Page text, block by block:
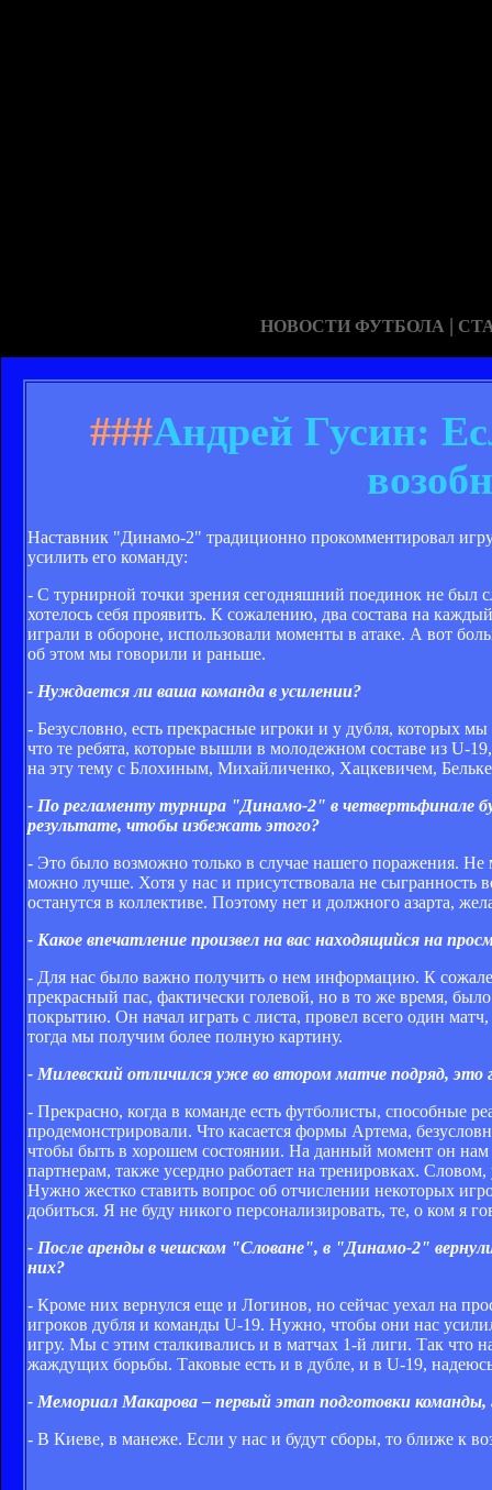
НОВОСТИ ФУТБОЛА |
###Андрей Гусин:
Наставник "Динамо-2" традиционно прокомментировал
усилить его команду:
- С турнирной точки зрения сегодняшний поединок не был
хотелось себя проявить. К сожалению, два состава на
играли в обороне, использовали моменты в атаке. А вот
об этом мы говорили и раньше.
- Нуждается ли ваша команда в усилении?
- Безусловно, есть прекрасные игроки и у дубля, которых
что те ребята, которые вышли в молодежном составе из U-
на эту тему с Блохиным, Михайличенко, Хацкевичем,
- По регламенту турнира "Динамо-2" в четвертьфинале
результате, чтобы избежать этого?
- Это было возможно только в случае нашего поражения. Не
можно лучше. Хотя у нас и присутствовала не сыгранность
останутся в коллективе. Поэтому нет и должного азарта,
- Какое впечатление произвел на вас находящийся на
- Для нас было важно получить о нем информацию. К
прекрасный пас, фактически голевой, но в то же время,
покрытию. Он начал играть с листа, провел всего один
тогда мы получим более полную картину.
- Милевский отличился уже во втором матче подряд,
- Прекрасно, когда в команде есть футболисты, способные
продемонстрировали. Что касается формы Артема,
чтобы быть в хорошем состоянии. На данный момент он нам
партнерам, также усердно работает на тренировках.
Нужно жестко ставить вопрос об отчислении некоторых
добиться. Я не буду никого персонализировать, те, о ком
- После аренды в чешском "Словане", в "Динамо-2"
них?
- Кроме них вернулся еще и Логинов, но сейчас уехал на
игроков дубля и команды U-19. Нужно, чтобы они нас
игру. Мы с этим сталкивались и в матчах 1-й лиги. Так
жаждущих борьбы. Таковые есть и в дубле, и в U-19,
- Мемориал Макарова – первый этап подготовки команды,
- В Киеве, в манеже. Если у нас и будут сборы, то ближе к